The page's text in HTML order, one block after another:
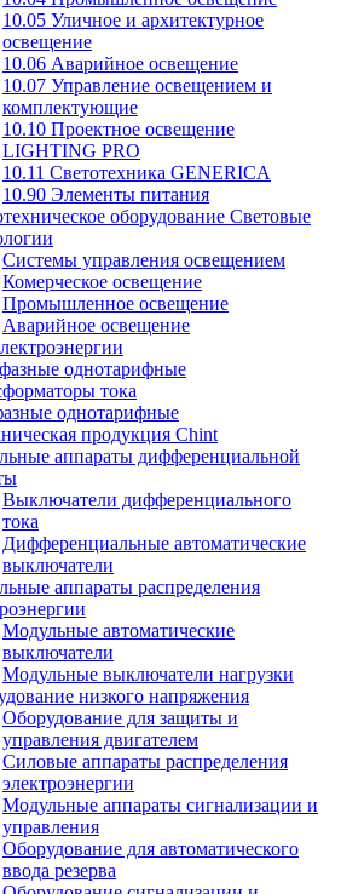
10.05 Уличное и архитектурное
освещение
10.06 Аварийное освещение
10.07 Управление освещением и
комплектующие
10.10 Проектное освещение
LIGHTING PRO
10.11 Светотехника GENERICA
10.90 Элементы питания
оборудование Световые
Системы управления освещением
Комерческое освещение
Промышленное освещение
Аварийное освещение
однотарифные
тока
однотарифные
продукция Chint
аппараты дифференциальной
Выключатели дифференциального
тока
Дифференциальные автоматические
выключатели
аппараты распределения
Модульные автоматические
выключатели
Модульные выключатели нагрузки
низкого напряжения
Оборудование для защиты и
управления двигателем
Силовые аппараты распределения
электроэнергии
Модульные аппараты сигнализации и
управления
Оборудование для автоматического
ввода резерва